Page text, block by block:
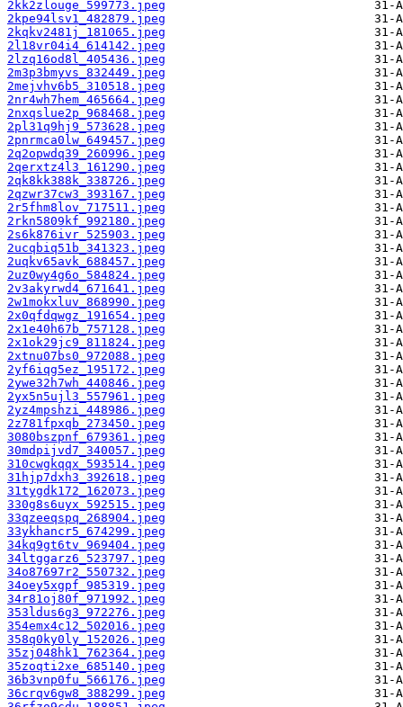
2kk2zlouge_599773.jpeg
2kpe94lsv1_482879.jpeg
2kqkv2481j_181065.jpeg
2l18vr04i4_614142.jpeg
2lzq16od8l_405436.jpeg
2m3p3bmyvs_832449.jpeg
2mejvhv6b5_310518.jpeg
2nr4wh7hem_465664.jpeg
2nxqslue2p_968468.jpeg
2pl31q9hj9_573628.jpeg
2pnrmca0lw_649457.jpeg
2q2opwdq39_260996.jpeg
2qerxtz4l3_161290.jpeg
2qk8kk388k_338726.jpeg
2qzwr37cw3_393167.jpeg
2r5fhm8lov_717511.jpeg
2rkn5809kf_992180.jpeg
2s6k876ivr_525903.jpeg
2ucqbiq51b_341323.jpeg
2uqkv65avk_688457.jpeg
2uz0wy4g6o_584824.jpeg
2v3akyrwd4_671641.jpeg
2w1mokxluv_868990.jpeg
2x0qfdqwgz_191654.jpeg
2x1e40h67b_757128.jpeg
2x1ok29jc9_811824.jpeg
2xtnu07bs0_972088.jpeg
2yf6iqg5ez_195172.jpeg
2ywe32h7wh_440846.jpeg
2yx5n5ujl3_557961.jpeg
2yz4mpshzi_448986.jpeg
2z781fpxqb_273450.jpeg
3080bszpnf_679361.jpeg
30mdpijvd7_340057.jpeg
310cwgkqqx_593514.jpeg
31hjp7dxh3_392618.jpeg
31tygdk172_162073.jpeg
330g8s6uyx_592515.jpeg
33qzeeqspq_268904.jpeg
33ykhancr5_674299.jpeg
34kq9gt6tv_969404.jpeg
34ltggarz6_523797.jpeg
34o87697r2_550732.jpeg
34oey5xgpf_985319.jpeg
34r81oj80f_971992.jpeg
353ldus6g3_972276.jpeg
354emx4c12_502016.jpeg
358q0ky0ly_152026.jpeg
35zj048hk1_762364.jpeg
35zoqti2xe_685140.jpeg
36b3vnp0fu_566176.jpeg
36crqv6gw8_388299.jpeg